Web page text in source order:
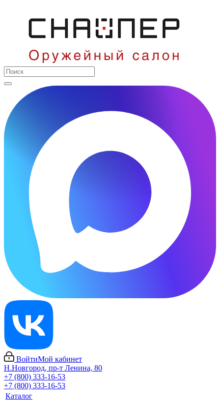
ВойтиМой кабинет
Н.Новгород, пр-т Ленина, 80
+7 (800) 333-16-53
+7 (800) 333-16-53
Каталог